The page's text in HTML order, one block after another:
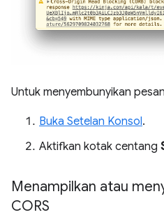
Untuk menyembunyikan
Buka Setelan Konsol.
Aktifkan kotak centang
Menampilkan atau
CORS